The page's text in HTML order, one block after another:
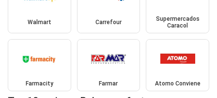
Walmart Carrefour
Supermercados
Caracol
Farmacity Farmar Atomo Conviene